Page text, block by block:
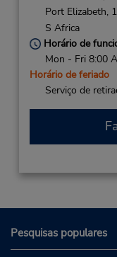
Port Elizabeth,
S Africa
Horário de
Mon - Fri 8:00
Horário de feriado
Serviço de
Pesquisas populares